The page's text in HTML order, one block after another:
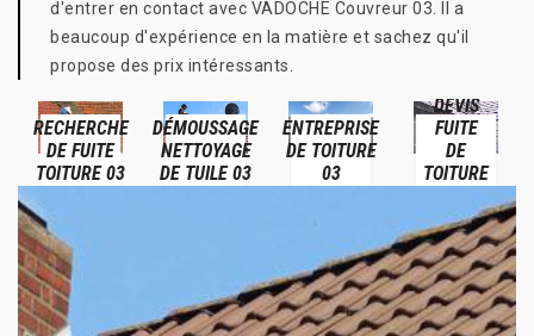
d'entrer en contact avec VADOCHE Couvreur 03. Il a
beaucoup d'expérience en la matière et sachez qu'il
propose des prix intéressants.
RECHERCHE
DE FUITE
TOITURE 03
DÉMOUSSAGE
NETTOYAGE
DE TUILE 03
ENTREPRISE
DE TOITURE
03
DEVIS
FUITE
DE
TOITURE